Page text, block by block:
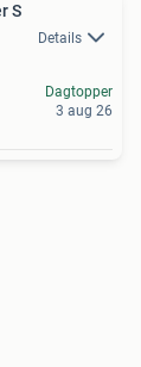
S
Details
Dagtopper
3 aug 26